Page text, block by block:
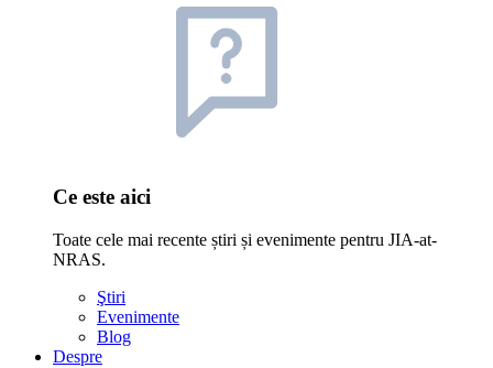
Ce este aici
Toate cele mai recente știri și evenimente pentru JIA-at-
NRAS.
Ştiri
Evenimente
Blog
Despre